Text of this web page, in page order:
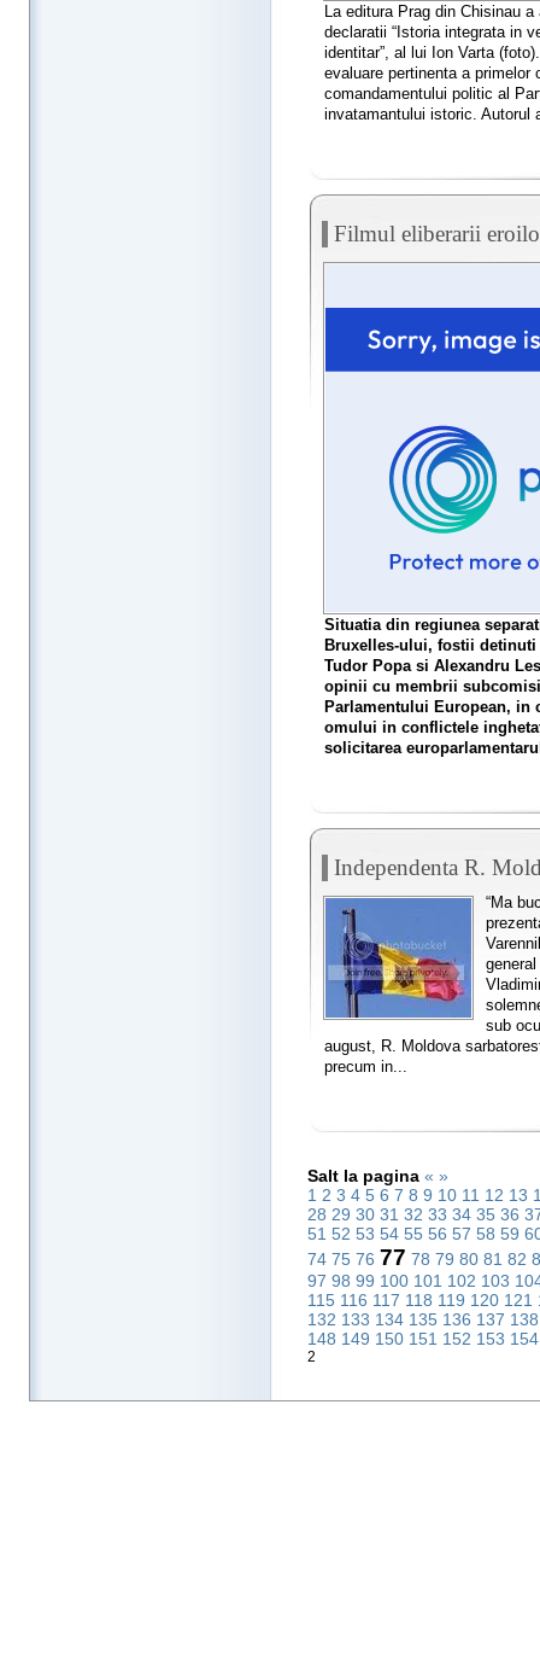
La editura Prag din Chisinau
declaratii “Istoria integrata in
identitar”, al lui Ion Varta
evaluare pertinenta a primelor
comandamentului politic al
invatamantului istoric. Autorul
Filmul eliberarii
Situatia din regiunea
Bruxelles-ului, fostii
Tudor Popa si Alexandru
opinii cu membrii
Parlamentului European, in
omului in conflictele
solicitarea
Independenta R.
“Ma
sub
august, R. Moldova
precum in...
Salt la pagina « »
1 2 3 4 5 6 7 8 9 10 11 12 13
28 29 30 31 32 33 34 35 36
51 52 53 54 55 56 57 58 59
74 75 76 77 78 79 80 81 82
97 98 99 100 101 102 103
115 116 117 118 119 120 121
132 133 134 135 136 137
148 149 150 151 152 153
2